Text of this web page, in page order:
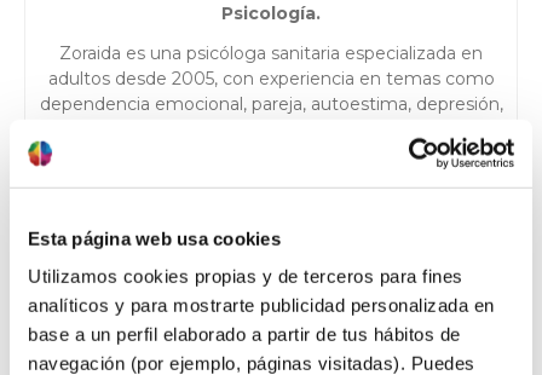
Esta página web usa cookies
Utilizamos cookies propias y de terceros para fines
analíticos y para mostrarte publicidad personalizada en
base a un perfil elaborado a partir de tus hábitos de
navegación (por ejemplo, páginas visitadas). Puedes
Psicología.
Zoraida es una psicóloga sanitaria especializada en
adultos desde 2005, con experiencia en temas como
dependencia emocional, pareja, autoestima, depresión,
opositores. Además, cuenta con una acreditación en
trabaja en su propia consulta en Granada, involucrada
en proyectos interesantes y entregando lo mejor de sí
misma para ayudar a sus pacientes a lograr sus metas.
Colegiada nº AO05484.